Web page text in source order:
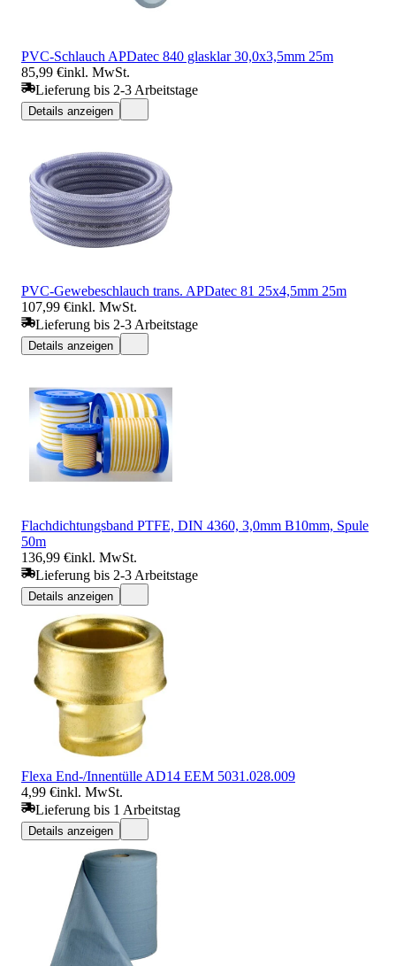
PVC-Schlauch APDatec 840 glasklar 30,0x3,5mm 25m
85,99 €inkl. MwSt.
Lieferung bis 2-3 Arbeitstage
Details anzeigen
PVC-Gewebeschlauch trans. APDatec 81 25x4,5mm 25m
107,99 €inkl. MwSt.
Lieferung bis 2-3 Arbeitstage
Details anzeigen
Flachdichtungsband PTFE, DIN 4360, 3,0mm B10mm, Spule
50m
136,99 €inkl. MwSt.
Lieferung bis 2-3 Arbeitstage
Details anzeigen
Flexa End-/Innentülle AD14 EEM 5031.028.009
4,99 €inkl. MwSt.
Lieferung bis 1 Arbeitstag
Details anzeigen